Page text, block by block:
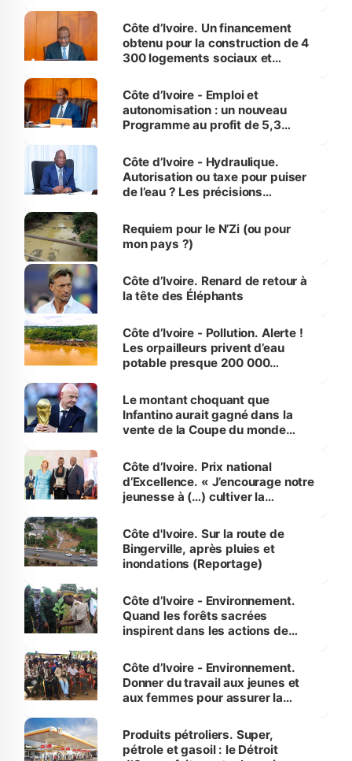
Côte d’Ivoire. Un financement
obtenu pour la construction de 4
300 logements sociaux et
et Yamoussoukro
Côte d’Ivoire - Emploi et
autonomisation : un nouveau
Programme au profit de 5,3
Côte d’Ivoire - Hydraulique.
Autorisation ou taxe pour puiser
de l’eau ? Les précisions
Requiem pour le N’Zi (ou pour
mon pays ?)
Côte d’Ivoire. Renard de retour à
la tête des Éléphants
Côte d’Ivoire - Pollution. Alerte !
Les orpailleurs privent d’eau
potable presque 200 000
Le montant choquant que
Infantino aurait gagné dans la
vente de la Coupe du monde
Côte d’Ivoire. Prix national
d’Excellence. « J’encourage notre
jeunesse à (…) cultiver la
(Alassane Ouattara
Côte d'Ivoire. Sur la route de
Bingerville, après pluies et
inondations (Reportage)
Côte d’Ivoire - Environnement.
Quand les forêts sacrées
inspirent dans les actions de
Côte d’Ivoire - Environnement.
Donner du travail aux jeunes et
aux femmes pour assurer la
menacées
Produits pétroliers. Super,
pétrole et gasoil : le Détroit